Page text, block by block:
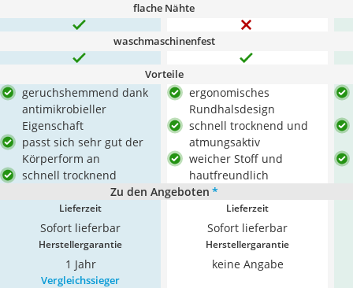
flache Nähte
waschmaschinenfest
Vorteile
geruchshemmend dank
antimikrobieller
Eigenschaft
passt sich sehr gut der
Körperform an
schnell trocknend
ergonomisches
Rundhalsdesign
schnell trocknend und
atmungsaktiv
weicher Stoff und
hautfreundlich
Zu den Angeboten *
Lieferzeit
Sofort lieferbar
Lieferzeit
Sofort lieferbar
Herstellergarantie
1 Jahr
Herstellergarantie
keine Angabe
Vergleichssieger